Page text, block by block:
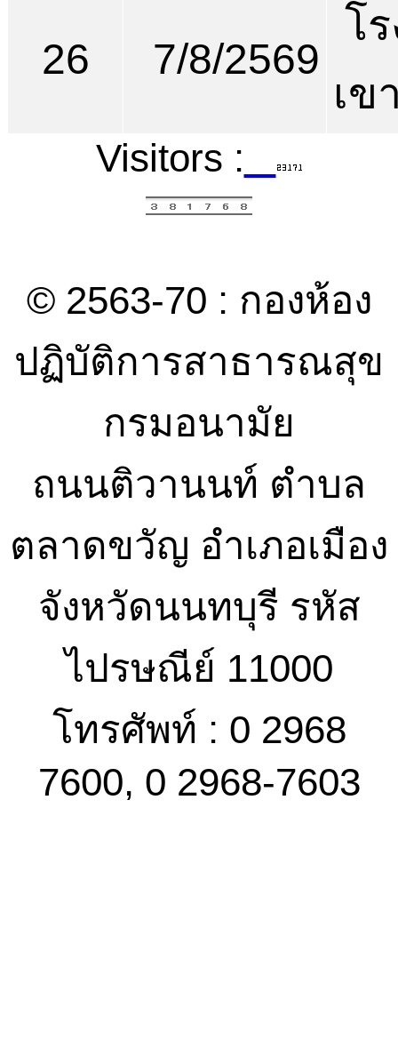
26 7/8/2569
โ
เข
Visitors :
© 2563-70 : กองห้อง
ปฏิบัติการสาธารณสุข
กรมอนามัย
ถนนติวานนท์ ตำบล
ตลาดขวัญ อำเภอเมือง
จังหวัดนนทบุรี รหัส
ไปรษณีย์ 11000
โทรศัพท์ : 0 2968
7600, 0 2968-7603